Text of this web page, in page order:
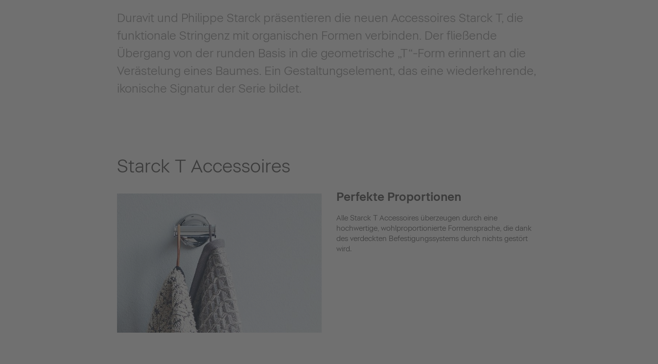
Duravit und Philippe Starck präsentieren die neuen Accessoires Starck T, die
funktionale Stringenz mit organischen Formen verbinden. Der fließende
Übergang von der runden Basis in die geometrische „T“-Form erinnert an die
Verästelung eines Baumes. Ein Gestaltungselement, das eine wiederkehrende,
ikonische Signatur der Serie bildet.
Starck T Accessoires
Perfekte Proportionen
Alle Starck T Accessoires überzeugen durch eine
hochwertige, wohlproportionierte Formensprache, die dank
des verdeckten Befestigungssystems durch nichts gestört
wird.